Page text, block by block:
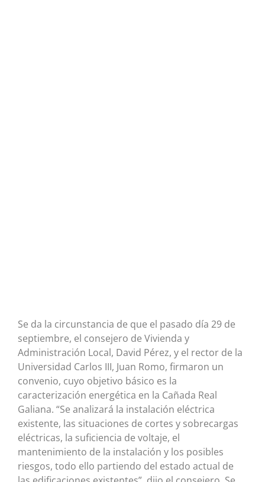
Se da la circunstancia de que el pasado día 29 de
septiembre, el consejero de Vivienda y
Administración Local, David Pérez, y el rector de la
Universidad Carlos III, Juan Romo, firmaron un
convenio, cuyo objetivo básico es la
caracterización energética en la Cañada Real
Galiana. “Se analizará la instalación eléctrica
existente, las situaciones de cortes y sobrecargas
eléctricas, la suficiencia de voltaje, el
mantenimiento de la instalación y los posibles
riesgos, todo ello partiendo del estado actual de